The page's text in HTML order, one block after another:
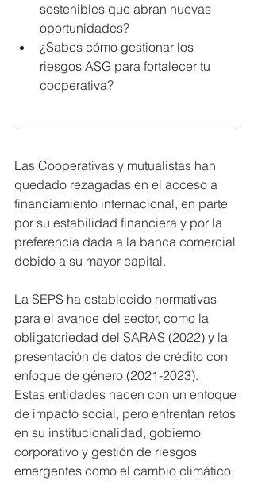
sostenibles que abran nuevas
oportunidades?
¿Sabes cómo gestionar los
riesgos ASG para fortalecer tu
cooperativa?
Las Cooperativas y mutualistas han
quedado rezagadas en el acceso a
financiamiento internacional, en parte
por su estabilidad financiera y por la
preferencia dada a la banca comercial
debido a su mayor capital.
La SEPS ha establecido normativas
para el avance del sector, como la
obligatoriedad del SARAS (2022) y la
presentación de datos de crédito con
enfoque de género (2021-2023).
Estas entidades nacen con un enfoque
de impacto social, pero enfrentan retos
en su institucionalidad, gobierno
corporativo y gestión de riesgos
emergentes como el cambio climático.